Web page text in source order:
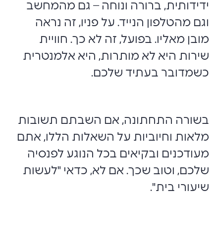
ידידותית, ברורה ונוחה – גם מהמחשב
וגם מהטלפון הנייד. על פניו, זה נראה
מובן מאליו. בפועל, זה לא כך. חוויית
שירות היא לא מותרות, היא אלמנטרית
כשמדובר בעתיד שלכם.
בשורה התחתונה, אם השבתם תשובות
מלאות וחיוביות על השאלות הללו, אתם
מעודכנים ובקיאים בכל הנוגע לפנסיה
שלכם, וטוב שכך. אם לא, כדאי "לעשות
שיעורי בית".